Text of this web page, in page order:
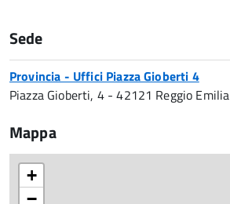
Sede
Provincia - Uffici Piazza Gioberti 4
Piazza Gioberti, 4 - 42121 Reggio Emilia
Mappa
+
−